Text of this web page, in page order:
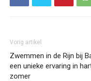
Vorig artikel
Zwemmen in de Rijn bij
een unieke ervaring in
zomer